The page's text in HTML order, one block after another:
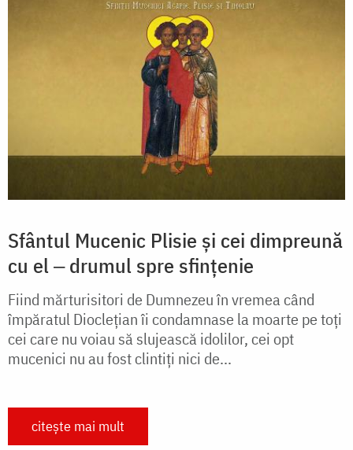
Sfântul Mucenic Plisie și cei dimpreună
cu el ‒ drumul spre sfințenie
Fiind mărturisitori de Dumnezeu în vremea când
împăratul Dioclețian îi condamnase la moarte pe toți
cei care nu voiau să slujească idolilor, cei opt
mucenici nu au fost clintiți nici de...
citește mai mult